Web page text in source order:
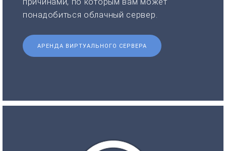
причинами, по которым вам может
понадобиться облачный сервер.
АРЕНДА ВИРТУАЛЬНОГО СЕРВЕРА